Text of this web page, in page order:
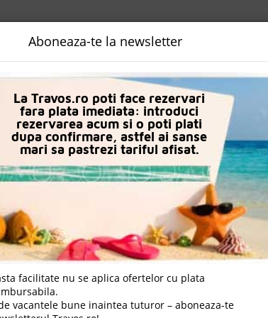
DESTINATII LOGIN
Hotels Sui Resort
Aboneaza-te la newsletter
La Travos.ro poti face rezervari
fara plata imediata: introduci
rezervarea acum si o poti plati
dupa confirmare, astfel ai sanse
mari sa pastrezi tariful afisat.
facilitate nu se aplica ofertelor cu plata
vacantele bune inaintea tuturor – aboneaza-te